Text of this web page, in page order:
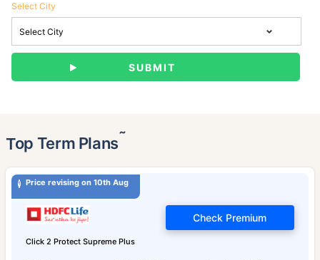
Select City
Top Term Plans˜
Price revising on 10th Aug
Click 2 Protect Supreme Plus
Check Premium